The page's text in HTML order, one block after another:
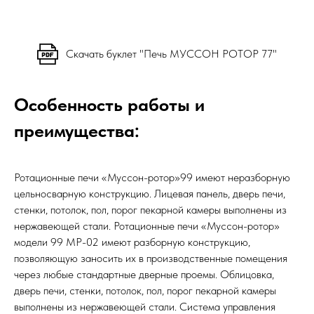
Скачать буклет "Печь МУССОН РОТОР 77"
Особенность работы и
преимущества:
Ротационные печи «Муссон-ротор»99 имеют неразборную
цельносварную конструкцию. Лицевая панель, дверь печи,
стенки, потолок, пол, порог пекарной камеры выполнены из
нержавеющей стали. Ротационные печи «Муссон-ротор»
модели 99 МР-02 имеют разборную конструкцию,
позволяющую заносить их в производственные помещения
через любые стандартные дверные проемы. Облицовка,
дверь печи, стенки, потолок, пол, порог пекарной камеры
выполнены из нержавеющей стали. Система управления